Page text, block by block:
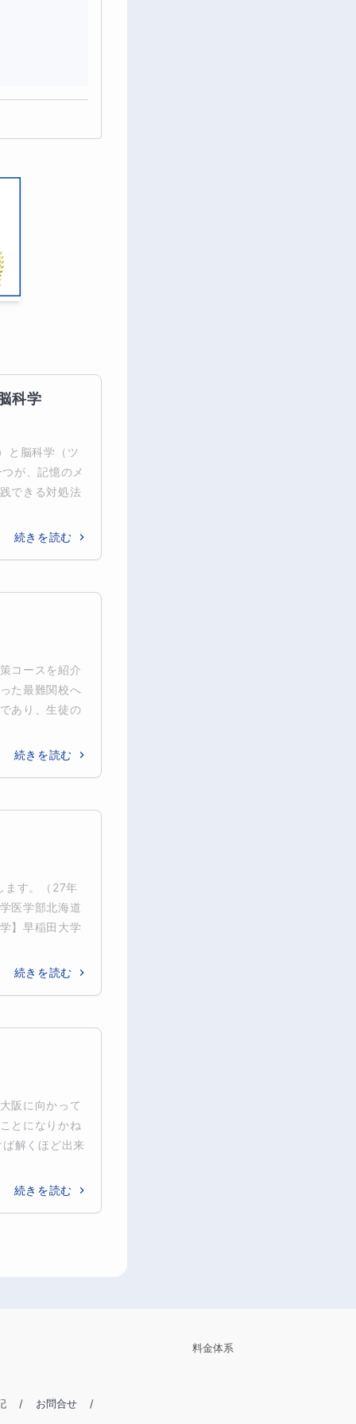
科学
と脳科学（ツ
が、記憶のメ
できる対処法
続きを読む
コースを紹介
た最難関校へ
あり、生徒の
続きを読む
ます。（27年
医学部北海道
】早稲田大学
続きを読む
阪に向かって
とになりかね
解くほど出来
続きを読む
料金体系
/ お問合せ /